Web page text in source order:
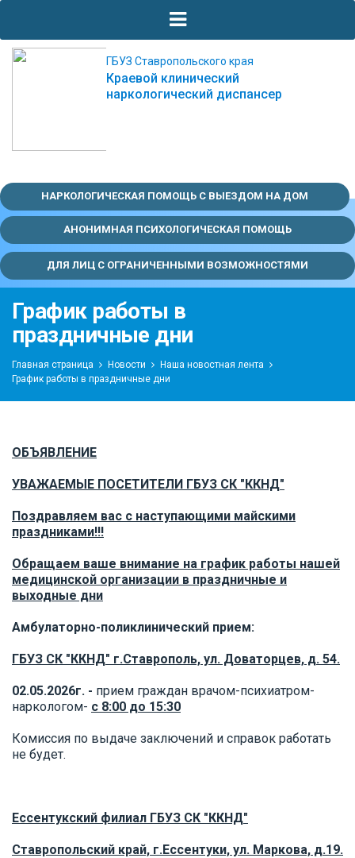
ГБУЗ Ставропольского края
Краевой клинический
наркологический диспансер
НАРКОЛОГИЧЕСКАЯ ПОМОЩЬ С ВЫЕЗДОМ НА ДОМ
АНОНИМНАЯ ПСИХОЛОГИЧЕСКАЯ ПОМОЩЬ
ДЛЯ ЛИЦ С ОГРАНИЧЕННЫМИ ВОЗМОЖНОСТЯМИ
График работы в
праздничные дни
Главная страница Новости
Наша новостная лента
График работы в праздничные дни
ОБЪЯВЛЕНИЕ
УВАЖАЕМЫЕ ПОСЕТИТЕЛИ ГБУЗ СК "ККНД"
Поздравляем вас с наступающими майскими
праздниками!!!
Обращаем ваше внимание на график работы нашей
медицинской организации в праздничные и
выходные дни
Амбулаторно-поликлинический прием:
ГБУЗ СК "ККНД" г.Ставрополь, ул. Доваторцев, д. 54.
02.05.2026г. - прием граждан врачом-психиатром-
наркологом- с 8:00 до 15:30
Комиссия по выдаче заключений и справок работать
не будет.
Ессентукский филиал ГБУЗ СК "ККНД"
Ставропольский край, г.Ессентуки, ул. Маркова, д.19.